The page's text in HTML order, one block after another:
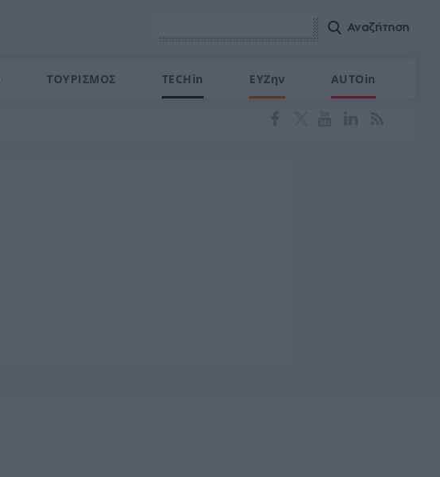
ΤΟΥΡΙΣΜΟΣ TECHin ΕΥΖην AUTOin